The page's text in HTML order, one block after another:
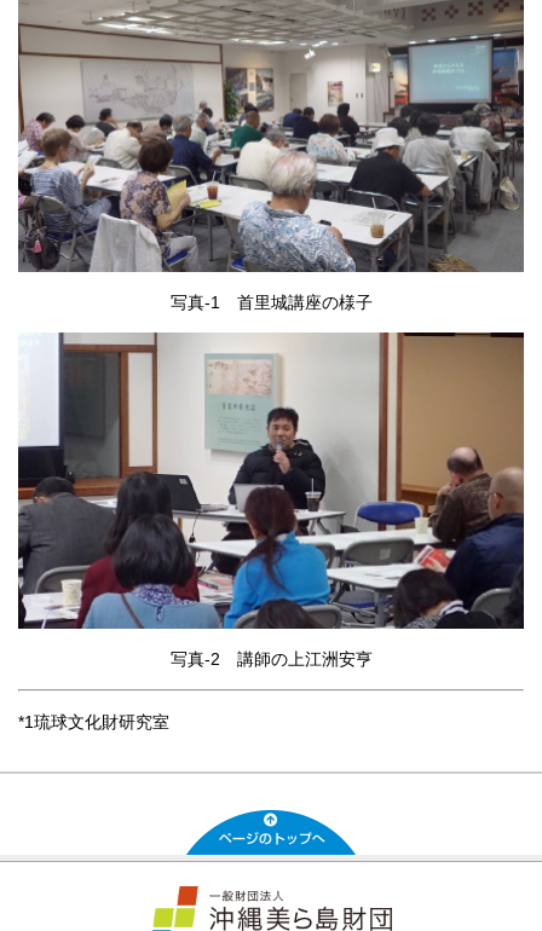
写真-1 首里城講座の様子
写真-2 講師の上江洲安亨
*1琉球文化財研究室